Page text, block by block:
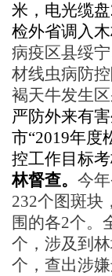
米，电光缆
检外省调入
病疫区县绥
材线虫病防
褐天牛发生
严防外来有
市“2019年度
控工作目标考
林督查。 今
232个图斑块
围的各2个。
个，涉及到
个，查出涉